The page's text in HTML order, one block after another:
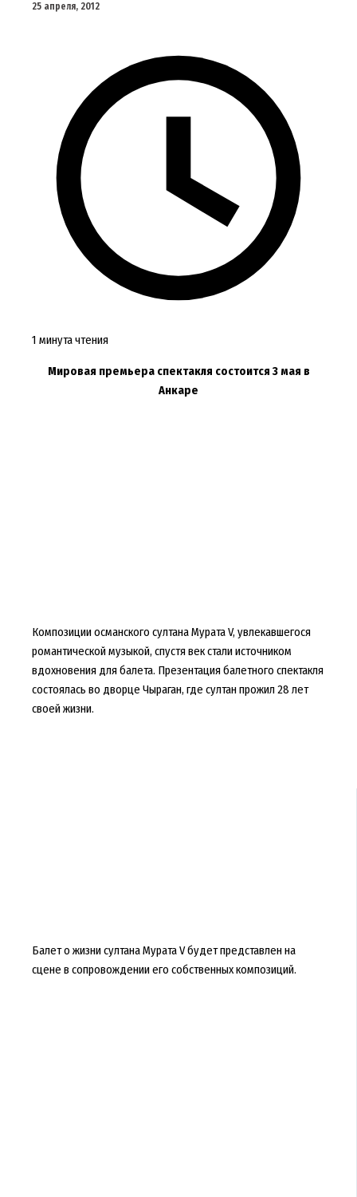
25 апреля, 2012
1 минута чтения
Мировая премьера спектакля состоится 3 мая в
Анкаре
Композиции османского султана Мурата V, увлекавшегося
романтической музыкой, спустя век стали источником
вдохновения для балета. Презентация балетного спектакля
состоялась во дворце Чыраган, где султан прожил 28 лет
своей жизни.
Балет о жизни султана Мурата V будет представлен на
сцене в сопровождении его собственных композиций.